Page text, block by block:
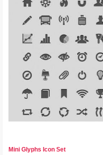
Mini Glyphs Icon Set